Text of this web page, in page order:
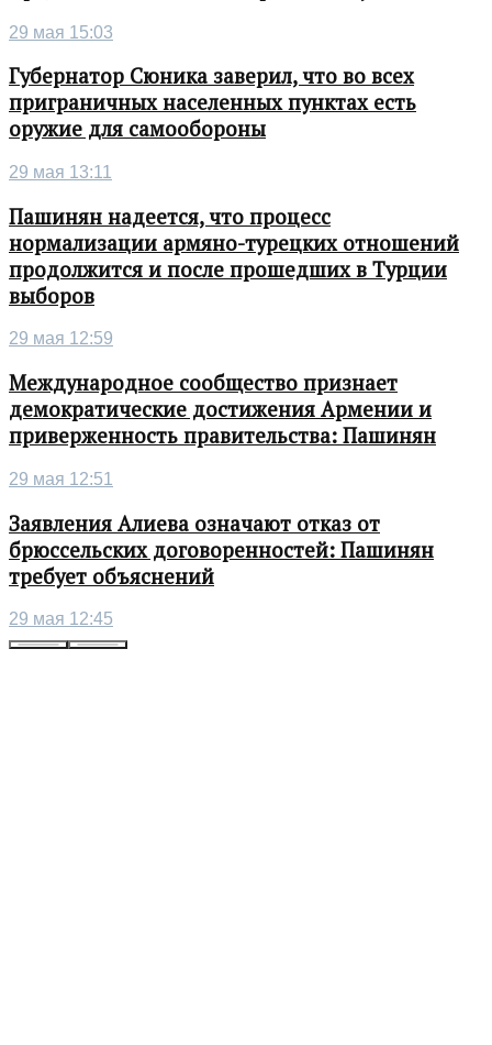
29 мая 15:03
Губернатор Сюника заверил, что во всех
приграничных населенных пунктах есть
оружие для самообороны
29 мая 13:11
Пашинян надеется, что процесс
нормализации армяно-турецких отношений
продолжится и после прошедших в Турции
выборов
29 мая 12:59
Международное сообщество признает
демократические достижения Армении и
приверженность правительства: Пашинян
29 мая 12:51
Заявления Алиева означают отказ от
брюссельских договоренностей: Пашинян
требует объяснений
29 мая 12:45